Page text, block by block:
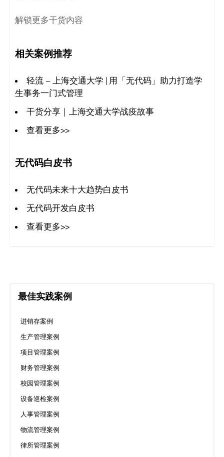
方
案
低
代
码
_
零
代
码
白
皮
书
解锁更多干货内容
相关案例推荐
轻流 – 上海交通大学 | 用「无代码」助力打造学
生事务一门式管理
干货分享｜上海交通大学战疫故事
查看更多>>
无代码白皮书
无代码未来十大趋势白皮书
无代码开发白皮书
查看更多>>
最佳实践案例
进销存案例
生产管理案例
项目管理案例
财务管理案例
校园管理案例
设备巡检案例
人事管理案例
物流管理案例
律所管理案例